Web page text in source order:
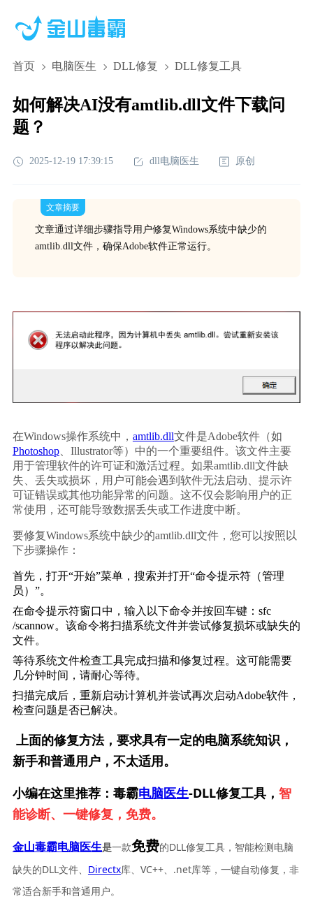
首页 电脑医生 DLL修复 DLL修复工具
如何解决AI没有amtlib.dll文件下载问
题？
2025-12-19 17:39:15 dll电脑医生 原创
文章摘要
文章通过详细步骤指导用户修复Windows系统中缺少的
amtlib.dll文件，确保Adobe软件正常运行。
在Windows操作系统中， amtlib.dll文件是Adobe软件（如
Photoshop、Illustrator等）中的一个重要组件。该文件主要
用于管理软件的许可证和激活过程。如果amtlib.dll文件缺
失、丢失或损坏，用户可能会遇到软件无法启动、提示许
可证错误或其他功能异常的问题。这不仅会影响用户的正
常使用，还可能导致数据丢失或工作进度中断。
要修复Windows系统中缺少的amtlib.dll文件，您可以按照以
下步骤操作：
首先，打开“开始”菜单，搜索并打开“命令提示符（管理
员）”。
在命令提示符窗口中，输入以下命令并按回车键： sfc
/scannow。该命令将扫描系统文件并尝试修复损坏或缺失的
文件。
等待系统文件检查工具完成扫描和修复过程。这可能需要
几分钟时间，请耐心等待。
扫描完成后，重新启动计算机并尝试再次启动Adobe软件，
检查问题是否已解决。
上面的修复方法，要求具有一定的电脑系统知识，
新手和普通用户，不太适用。
小编在这里推荐：毒霸电脑医生-DLL修复工具， 智
能诊断、一键修复，免费。
金山毒霸电脑医生是一款免费的DLL修复工具，智能检测电脑
缺失的DLL文件、 Directx库、VC++、.net库等，一键自动修复，非
常适合新手和普通用户。